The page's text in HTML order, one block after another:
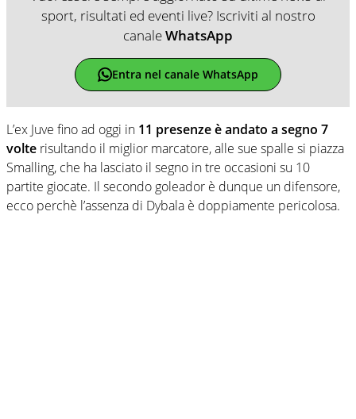
sport, risultati ed eventi live? Iscriviti al nostro
canaleWhatsApp
Entra nel canale WhatsApp
L’ex Juve fino ad oggi in 11 presenze è andato a segno 7
volte risultando il miglior marcatore, alle sue spalle si piazza
Smalling, che ha lasciato il segno in tre occasioni su 10
partite giocate. Il secondo goleador è dunque un difensore,
ecco perchè l’assenza di Dybala è doppiamente pericolosa.